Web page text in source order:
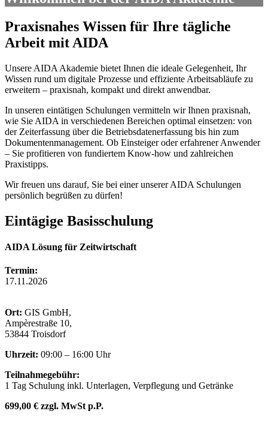
Praxisnahes Wissen für Ihre tägliche
Arbeit mit AIDA
Unsere AIDA Akademie bietet Ihnen die ideale Gelegenheit, Ihr
Wissen rund um digitale Prozesse und effiziente Arbeitsabläufe zu
erweitern – praxisnah, kompakt und direkt anwendbar.
In unseren eintätigen Schulungen vermitteln wir Ihnen praxisnah,
wie Sie AIDA in verschiedenen Bereichen optimal einsetzen: von
der Zeiterfassung über die Betriebsdatenerfassung bis hin zum
Dokumentenmanagement. Ob Einsteiger oder erfahrener Anwender
– Sie profitieren von fundiertem Know-how und zahlreichen
Praxistipps.
Wir freuen uns darauf, Sie bei einer unserer AIDA Schulungen
persönlich begrüßen zu dürfen!
Eintägige Basisschulung
AIDA Lösung für Zeitwirtschaft
Termin:
17.11.2026
Ort: GIS GmbH,
Ampèrestraße 10,
53844 Troisdorf
Uhrzeit: 09:00 – 16:00 Uhr
Teilnahmegebühr:
1 Tag Schulung inkl. Unterlagen, Verpflegung und Getränke
699,00 € zzgl. MwSt p.P.